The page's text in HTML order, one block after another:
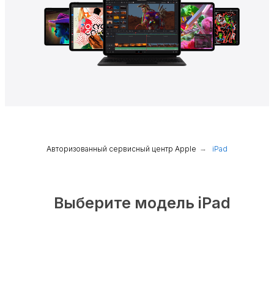
Авторизованный сервисный центр Apple → iPad
Выберите модель iPad